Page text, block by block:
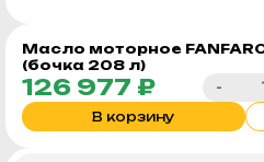
Масло моторное
(бочка 208 л)
126 977 ₽ -
В корзину